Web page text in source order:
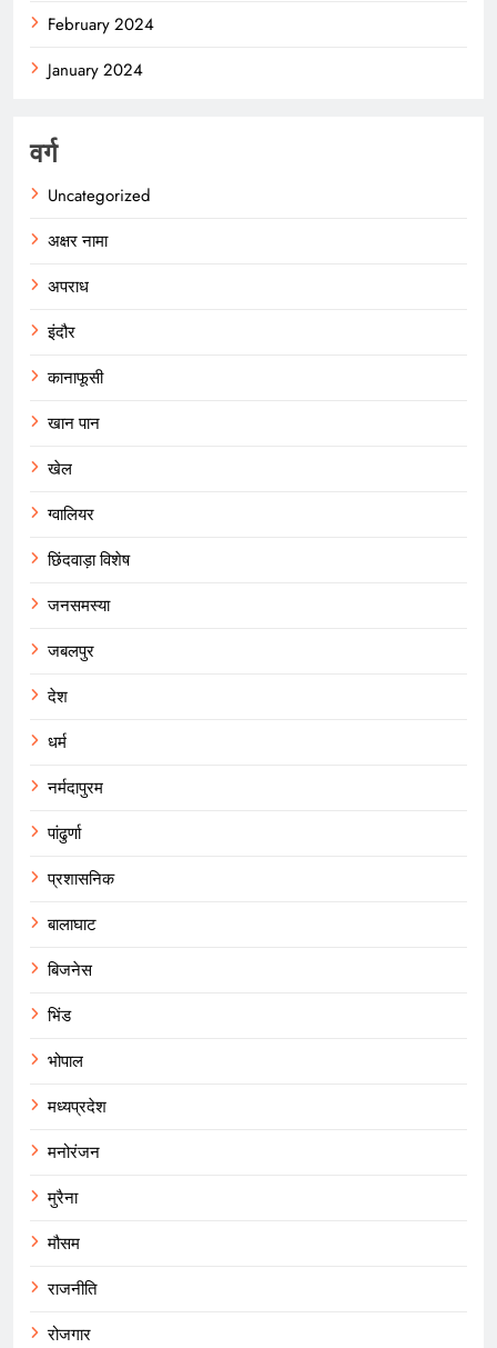
February 2024
January 2024
वर्ग
Uncategorized
अक्षर नामा
अपराध
इंदौर
कानाफूसी
खान पान
खेल
ग्वालियर
छिंदवाड़ा विशेष
जनसमस्या
जबलपुर
देश
धर्म
नर्मदापुरम
पांढुर्णा
प्रशासनिक
बालाघाट
बिजनेस
भिंड
भोपाल
मध्यप्रदेश
मनोरंजन
मुरैना
मौसम
राजनीति
रोजगार